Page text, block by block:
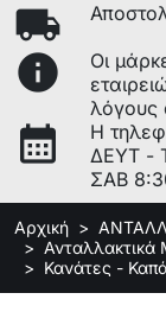
local_shipping
info
Οι
calendar_month
Η
ΔΕΥΤ -
ΣΑΒ
Αρχική
Ανταλλακτικά
Κανάτες -